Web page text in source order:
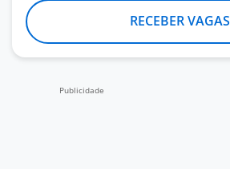
RECEBER VAGAS